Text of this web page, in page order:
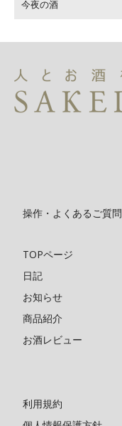
今夜の酒
操作・よくあるご質問
TOPページ
日記
お知らせ
商品紹介
お酒レビュー
利用規約